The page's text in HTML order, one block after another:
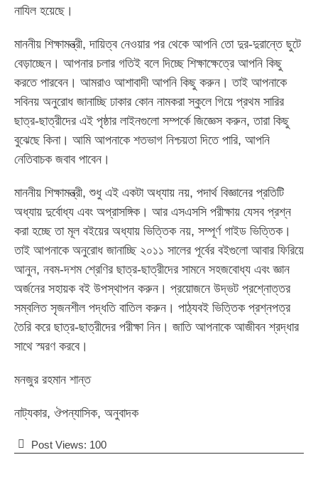
নাযিল হয়েছে।
মাননীয় শিক্ষামন্ত্রী, দায়িত্ব নেওয়ার পর থেকে আপনি তো দুর-দুরান্তে ছুটে
বেড়াচ্ছেন। আপনার চলার গতিই বলে দিচ্ছে শিক্ষাক্ষেত্রে আপনি কিছু
করতে পারবেন। আমরাও আশাবাদী আপনি কিছু করুন। তাই আপনাকে
সবিনয় অনুরোধ জানাচ্ছি ঢাকার কোন নামকরা স্কুলে গিয়ে প্রথম সারির
ছাত্র-ছাত্রীদের এই পৃষ্ঠার লাইনগুলো সম্পর্কে জিজ্ঞেস করুন, তারা কিছু
বুঝেছে কিনা। আমি আপনাকে শতভাগ নিশ্চয়তা দিতে পারি, আপনি
নেতিবাচক জবাব পাবেন।
মাননীয় শিক্ষামন্ত্রী, শুধু এই একটা অধ্যায় নয়, পদার্থ বিজ্ঞানের প্রতিটি
অধ্যায় দুর্বোধ্য এবং অপ্রাসঙ্গিক। আর এসএসসি পরীক্ষায় যেসব প্রশ্ন
করা হচ্ছে তা মূল বইয়ের অধ্যায় ভিত্তিক নয়, সম্পূর্ণ গাইড ভিত্তিক।
তাই আপনাকে অনুরোধ জানাচ্ছি ২০১১ সালের পূর্বের বইগুলো আবার ফিরিয়ে
আনুন, নবম-দশম শ্রেণির ছাত্র-ছাত্রীদের সামনে সহজবোধ্য এবং জ্ঞান
অর্জনের সহায়ক বই উপস্থাপন করুন। প্রয়োজনে উদ্ভট প্রশ্নোত্তর
সম্বলিত সৃজনশীল পদ্ধতি বাতিল করুন। পাঠ্যবই ভিত্তিক প্রশ্নপত্র
তৈরি করে ছাত্র-ছাত্রীদের পরীক্ষা নিন। জাতি আপনাকে আজীবন শ্রদ্ধার
সাথে স্মরণ করবে।
মনজুর রহমান শান্ত
নাট্যকার, ঔপন্যাসিক, অনুবাদক
Post Views: 100